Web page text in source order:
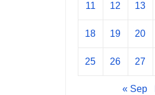
11 12 13
18 19 20
25 26 27
« Sep